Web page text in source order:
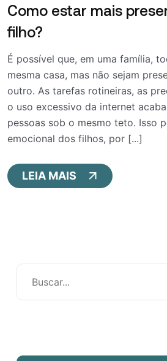
Como estar mais
filho?
É possível que, em uma família,
mesma casa, mas não sejam
outro. As tarefas rotineiras, as
o uso excessivo da internet
pessoas sob o mesmo teto. Isso
emocional dos filhos, por [...]
LEIA MAIS